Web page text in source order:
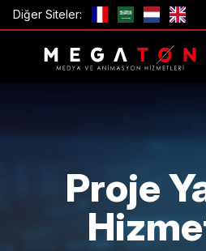
Diğer Siteler:
Proje